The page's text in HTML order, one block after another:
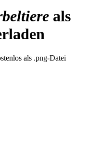
als
als .png-Datei